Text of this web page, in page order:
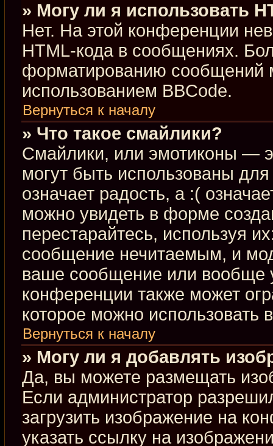
» Могу ли я использовать
Нет. На этой конференции
HTML-кода в сообщениях.
форматированию сообщений
использованием BBCode.
Вернуться к началу
» Что такое смайлики?
Смайлики, или эмотиконы —
могут быть использованы
означает радость, а :(
можно увидеть в форме
перестарайтесь, используя
сообщение нечитаемым, и
ваше сообщение или вообще
конференции также может
которое можно использовать
Вернуться к началу
» Могу ли я добавлять
Да, вы можете размещать
Если администратор
загрузить изображение на
указать ссылку на